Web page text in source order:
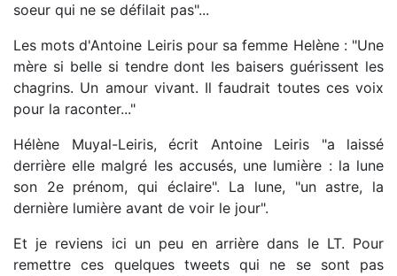
soeur qui ne se défilait pas"...
Les mots d'Antoine Leiris pour sa femme Helène : "Une
mère si belle si tendre dont les baisers guérissent les
chagrins. Un amour vivant. Il faudrait toutes ces voix
pour la raconter..."
Hélène Muyal-Leiris, écrit Antoine Leiris "a laissé
derrière elle malgré les accusés, une lumière : la lune
son 2e prénom, qui éclaire". La lune, "un astre, la
dernière lumière avant de voir le jour".
Et je reviens ici un peu en arrière dans le LT. Pour
remettre ces quelques tweets qui ne se sont pas